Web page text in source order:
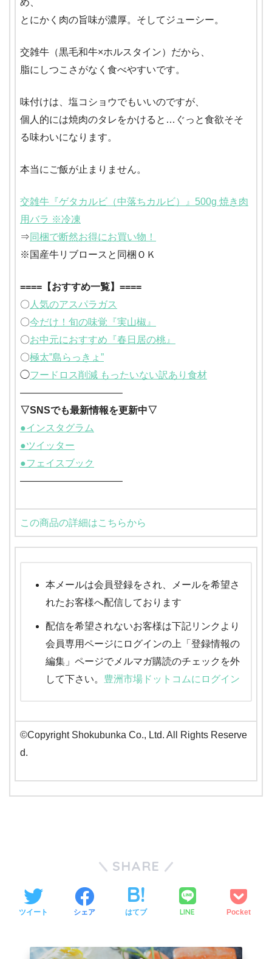
め、
とにかく肉の旨味が濃厚。そしてジューシー。
交雑牛（黒毛和牛×ホルスタイン）だから、
脂にしつこさがなく食べやすいです。
味付けは、塩コショウでもいいのですが、
個人的には焼肉のタレをかけると…ぐっと食欲そそ
る味わいになります。
本当にご飯が止まりません。
交雑牛『ゲタカルビ（中落ちカルビ）』500g 焼き肉
用バラ ※冷凍
⇒同梱で断然お得にお買い物！
※国産牛リブロースと同梱ＯＫ
====【おすすめ一覧】====
〇 人気のアスパラガス
〇今だけ！旬の味覚『実山椒』
〇お中元におすすめ『春日居の桃』
〇極太”島らっきょ”
◯フードロス削減 もったいない訳あり食材
——————————–
▽SNSでも最新情報を更新中▽
●インスタグラム
●ツイッター
●フェイスブック
——————————–
この商品の詳細はこちらから
本メールは会員登録をされ、メールを希望さ
れたお客様へ配信しております
配信を希望されないお客様は下記リンクより
会員専用ページにログインの上「登録情報の
編集」ページでメルマガ購読のチェックを外
して下さい。 豊洲市場ドットコムにログイン
©Copyright Shokubunka Co., Ltd. All Rights Reserve
d.
SHARE
ツイート シェア はてブ LINE Pocket